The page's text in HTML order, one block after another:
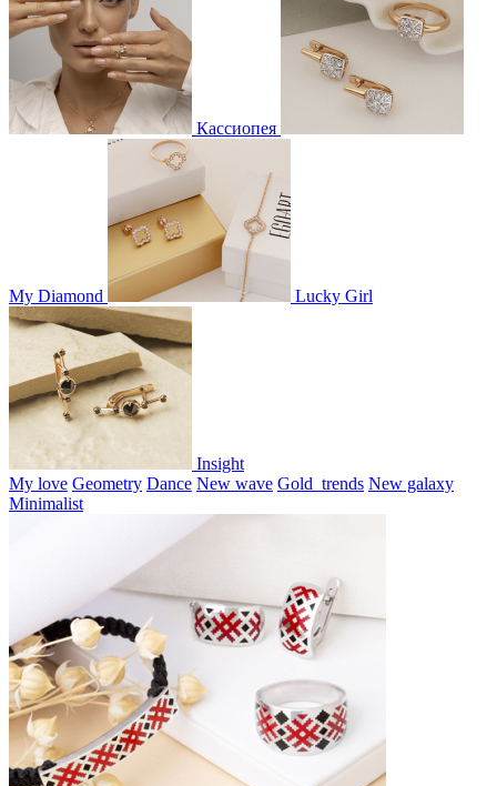
Кассиопея
My Diamond Lucky Girl
Insight
My love Geometry Dance New wave Gold_trends New galaxy
Minimalist